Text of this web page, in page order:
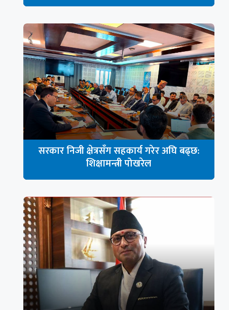
सरकार निजी क्षेत्रसँग सहकार्य गरेर अघि बढ्छ:
शिक्षामन्त्री पोखरेल